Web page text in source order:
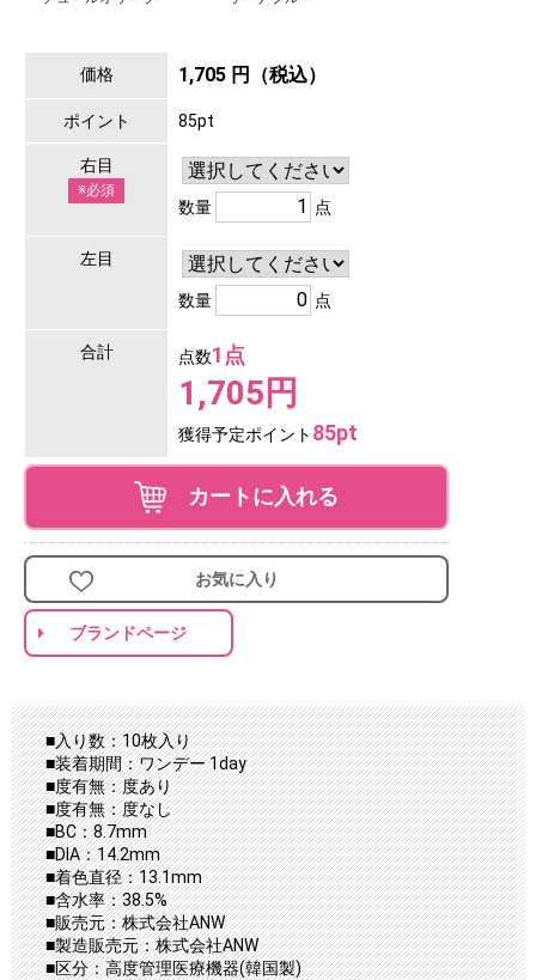
価格 1,705 円（税込）
ポイント 85pt
右目
※必須
数量 点
左目
数量 点
合計 点数1点
1,705円
獲得予定ポイント 85pt
カートに入れる
お気に入り
ブランドページ
■入り数：10枚入り
■装着期間：ワンデー 1day
■度有無：度あり
■度有無：度なし
■BC：8.7mm
■DIA：14.2mm
■着色直径：13.1mm
■含水率：38.5%
■販売元：株式会社ANW
■製造販売元：株式会社ANW
■区分：高度管理医療機器(韓国製)